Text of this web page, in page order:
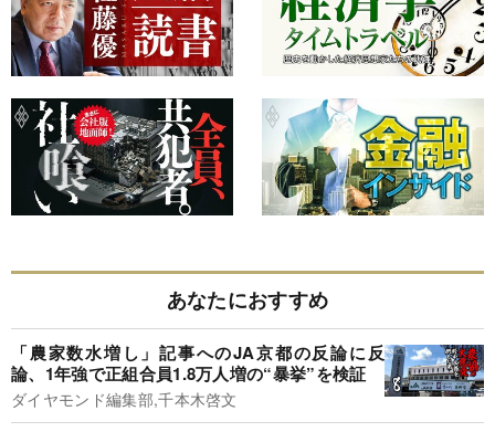
あなたにおすすめ
「農家数水増し」記事へのJA京都の反論に反
論、1年強で正組合員1.8万人増の“暴挙”を検証
ダイヤモンド編集部,千本木啓文